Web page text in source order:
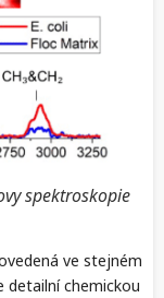
spektroskopie
ve stejném
chemickou